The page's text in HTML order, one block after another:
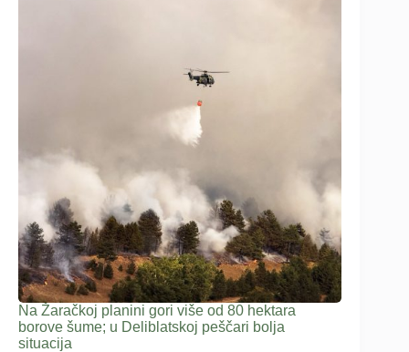
Na Žaračkoj planini gori više od 80 hektara
borove šume; u Deliblatskoj peščari bolja
situacija